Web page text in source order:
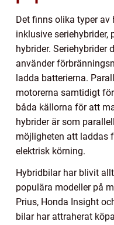
Det finns olika typer
inklusive seriehybrider,
hybrider. Seriehybrider
använder
ladda batterierna.
motorerna samtidigt
båda källorna för att
hybrider är som
möjligheten att laddas
elektrisk körning.
Hybridbilar har blivit
populära modeller på
Prius, Honda Insight
bilar har attraherat